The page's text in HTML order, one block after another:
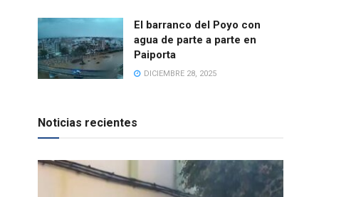
El barranco del Poyo con
agua de parte a parte en
Paiporta
DICIEMBRE 28, 2025
Noticias recientes